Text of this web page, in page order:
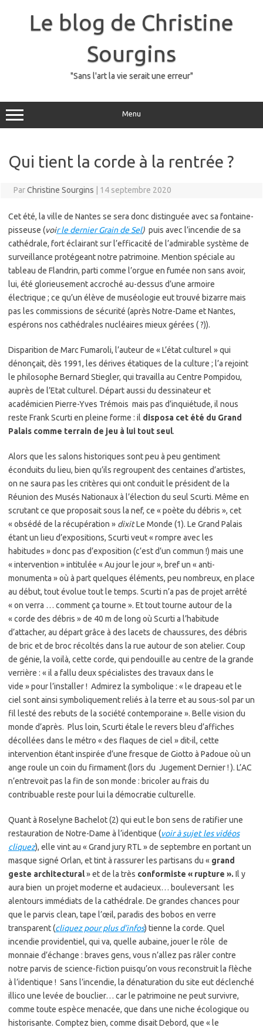
Le blog de Christine
Sourgins
"Sans l'art la vie serait une erreur"
Menu
Qui tient la corde à la rentrée ?
ParChristine Sourgins 14 septembre 2020
Cet été, la ville de Nantes se sera donc distinguée avec sa fontaine-
pisseuse (voir le dernier Grain de Sel) puis avec l’incendie de sa
cathédrale, fort éclairant sur l’efficacité de l’admirable système de
surveillance protégeant notre patrimoine. Mention spéciale au
tableau de Flandrin, parti comme l’orgue en fumée non sans avoir,
lui, été glorieusement accroché au-dessus d’une armoire
électrique ; ce qu’un élève de muséologie eut trouvé bizarre mais
pas les commissions de sécurité (après Notre-Dame et Nantes,
espérons nos cathédrales nucléaires mieux gérées ( ?)).
Disparition de Marc Fumaroli, l’auteur de « L’état culturel » qui
dénonçait, dès 1991, les dérives étatiques de la culture ; l’a rejoint
le philosophe Bernard Stiegler, qui travailla au Centre Pompidou,
auprès de l’Etat culturel. Départ aussi du dessinateur et
académicien Pierre-Yves Trémois mais pas d’inquiétude, il nous
reste Frank Scurti en pleine forme : il disposa cet été du Grand
Palais comme terrain de jeu à lui tout seul.
Alors que les salons historiques sont peu à peu gentiment
éconduits du lieu, bien qu’ils regroupent des centaines d’artistes,
on ne saura pas les critères qui ont conduit le président de la
Réunion des Musés Nationaux à l’élection du seul Scurti. Même en
scrutant ce que proposait sous la nef, ce « poète du débris », cet
« obsédé de la récupération » dixitLe Monde (1). Le Grand Palais
étant un lieu d’expositions, Scurti veut « rompre avec les
habitudes » donc pas d’exposition (c’est d’un commun !) mais une
« intervention » intitulée « Au jour le jour », bref un « anti-
monumenta » où à part quelques éléments, peu nombreux, en place
au début, tout évolue tout le temps. Scurti n’a pas de projet arrêté
« on verra … comment ça tourne ». Et tout tourne autour de la
« corde des débris » de 40 m de long où Scurti a l’habitude
d’attacher, au départ grâce à des lacets de chaussures, des débris
de bric et de broc récoltés dans la rue autour de son atelier. Coup
de génie, la voilà, cette corde, qui pendouille au centre de la grande
verrière : « il a fallu deux spécialistes des travaux dans le
vide » pour l’installer ! Admirez la symbolique : « le drapeau et le
ciel sont ainsi symboliquement reliés à la terre et au sous-sol par un
fil lesté des rebuts de la société contemporaine ». Belle vision du
monde d’après. Plus loin, Scurti étale le revers bleu d’affiches
décollées dans le métro « des flaques de ciel » dit-il, cette
intervention étant inspirée d’une fresque de Giotto à Padoue où un
ange roule un coin du firmament (lors du Jugement Dernier ! ). L’AC
n’entrevoit pas la fin de son monde : bricoler au frais du
contribuable reste pour lui la démocratie culturelle.
Quant à Roselyne Bachelot (2) qui eut le bon sens de ratifier une
restauration de Notre-Dame à l’identique (voir à sujet les vidéos
cliquez), elle vint au « Grand jury RTL » de septembre en portant un
masque signé Orlan, et tint à rassurer les partisans du « grand
geste architectural» et de la très conformiste « rupture ». Il y
aura bien un projet moderne et audacieux… bouleversant les
alentours immédiats de la cathédrale. De grandes chances pour
que le parvis clean, tape l’œil, paradis des bobos en verre
transparent (cliquez pour plus d’infos) tienne la corde. Quel
incendie providentiel, qui va, quelle aubaine, jouer le rôle de
monnaie d’échange : braves gens, vous n’allez pas râler contre
notre parvis de science-fiction puisqu’on vous reconstruit la flèche
à l’identique ! Sans l’incendie, la dénaturation du site eut déclenché
illico une levée de bouclier… car le patrimoine ne peut survivre,
comme toute espèce menacée, que dans une niche écologique ou
historisante. Comptez bien, comme disait Debord, que « le